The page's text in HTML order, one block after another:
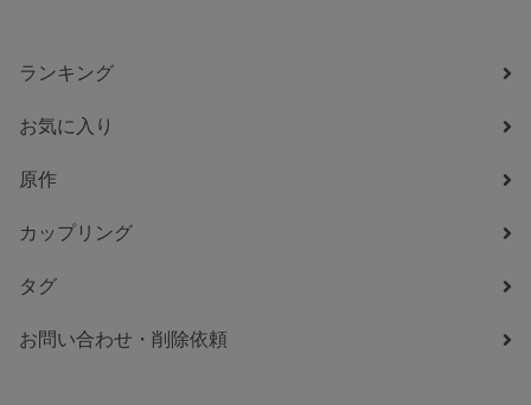
ランキング
お気に入り
原作
カップリング
タグ
お問い合わせ・削除依頼